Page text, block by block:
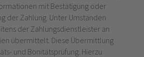
mit Bestätigung oder
der Zahlung. Unter Umständen
der Zahlungsdienstleister an
übermittelt. Diese Übermittlung
und Bonitätsprüfung. Hierzu